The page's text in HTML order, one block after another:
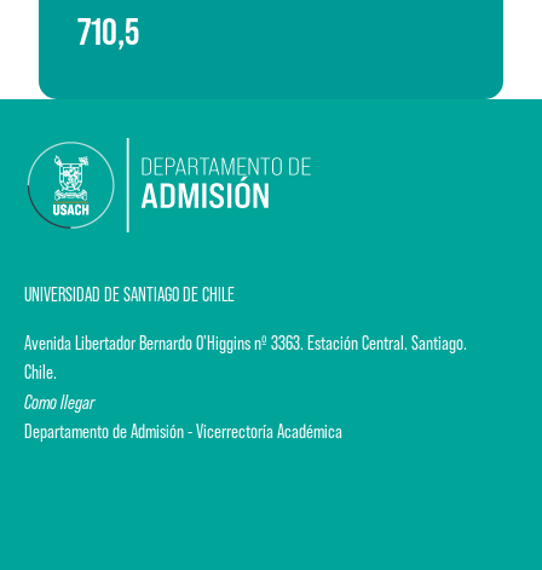
710,5
UNIVERSIDAD DE SANTIAGO DE CHILE
Avenida Libertador Bernardo O'Higgins nº 3363. Estación Central. Santiago.
Chile.
Como llegar
Departamento de Admisión - Vicerrectoría Académica